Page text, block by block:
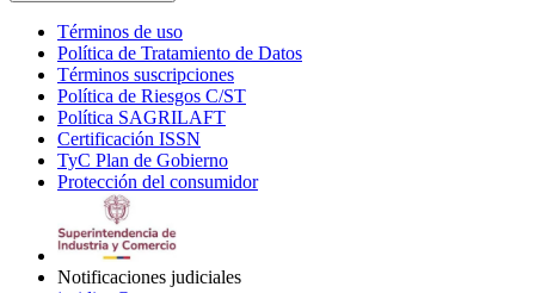
Términos de uso
in
new
window
Política de Tratamiento de Datos
Términos suscripciones
in
Política de Riesgos C/ST
Política SAGRILAFT
new
window
Certificación ISSN
in
new
TyC Plan de Gobierno
in
Protección del consumidorOpens
Notificaciones judiciales